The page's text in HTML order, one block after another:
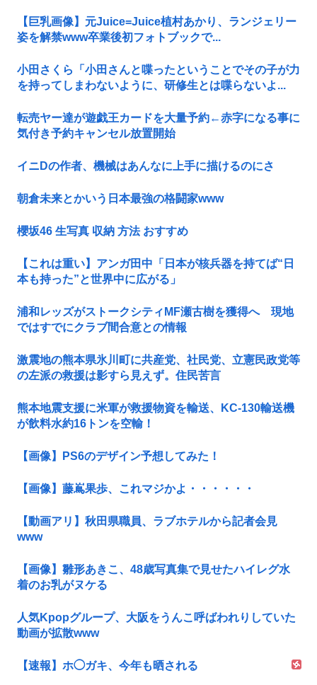
【巨乳画像】元Juice=Juice植村あかり、ランジェリー
姿を解禁www卒業後初フォトブックで...
小田さくら「小田さんと喋ったということでその子が力
を持ってしまわないように、研修生とは喋らないよ...
転売ヤー達が遊戯王カードを大量予約←赤字になる事に
気付き予約キャンセル放置開始
イニDの作者、機械はあんなに上手に描けるのにさ
朝倉未来とかいう日本最強の格闘家www
櫻坂46 生写真 収納 方法 おすすめ
【これは重い】アンガ田中「日本が核兵器を持てば“日
本も持った”と世界中に広がる」
浦和レッズがストークシティMF瀬古樹を獲得へ 現地
ではすでにクラブ間合意との情報
激震地の熊本県氷川町に共産党、社民党、立憲民政党等
の左派の救援は影すら見えず。住民苦言
熊本地震支援に米軍が救援物資を輸送、KC-130輸送機
が飲料水約16トンを空輸！
【画像】PS6のデザイン予想してみた！
【画像】藤嶌果歩、これマジかよ・・・・・・
【動画アリ】秋田県職員、ラブホテルから記者会見
www
【画像】雛形あきこ、48歳写真集で見せたハイレグ水
着のお乳がヌケる
人気Kpopグループ、大阪をうんこ呼ばわれりしていた
動画が拡散www
【速報】ホ◯ガキ、今年も晒される